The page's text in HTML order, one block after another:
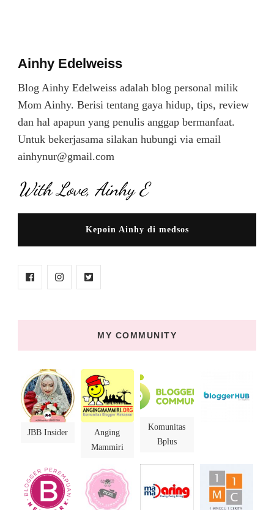
Ainhy Edelweiss
Blog Ainhy Edelweiss adalah blog personal milik
Mom Ainhy. Berisi tentang gaya hidup, tips, review
dan hal apapun yang penulis anggap bermanfaat.
Untuk bekerjasama silakan hubungi via email
ainhynur@gmail.com
With Love, Ainhy E
Kepoin Ainhy di medsos
MY COMMUNITY
JBB Insider
Anging
Mammiri
Komunitas
Bplus